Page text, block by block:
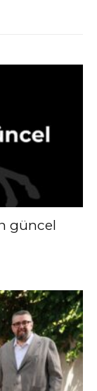
güncel